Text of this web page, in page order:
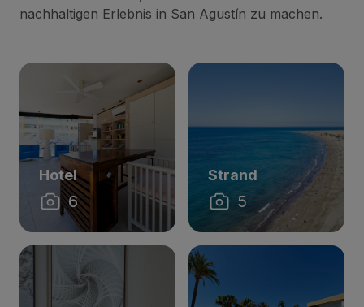
nachhaltigen Erlebnis in San Agustín zu machen.
Hotel
6
Strand
5